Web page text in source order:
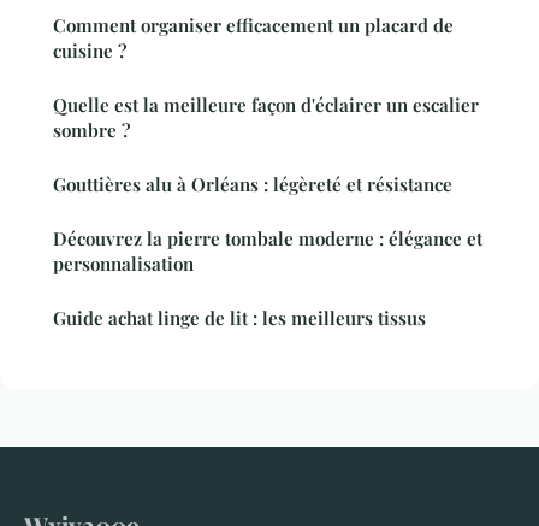
Comment organiser efficacement un placard de
cuisine ?
Quelle est la meilleure façon d'éclairer un escalier
sombre ?
Gouttières alu à Orléans : légèreté et résistance
Découvrez la pierre tombale moderne : élégance et
personnalisation
Guide achat linge de lit : les meilleurs tissus